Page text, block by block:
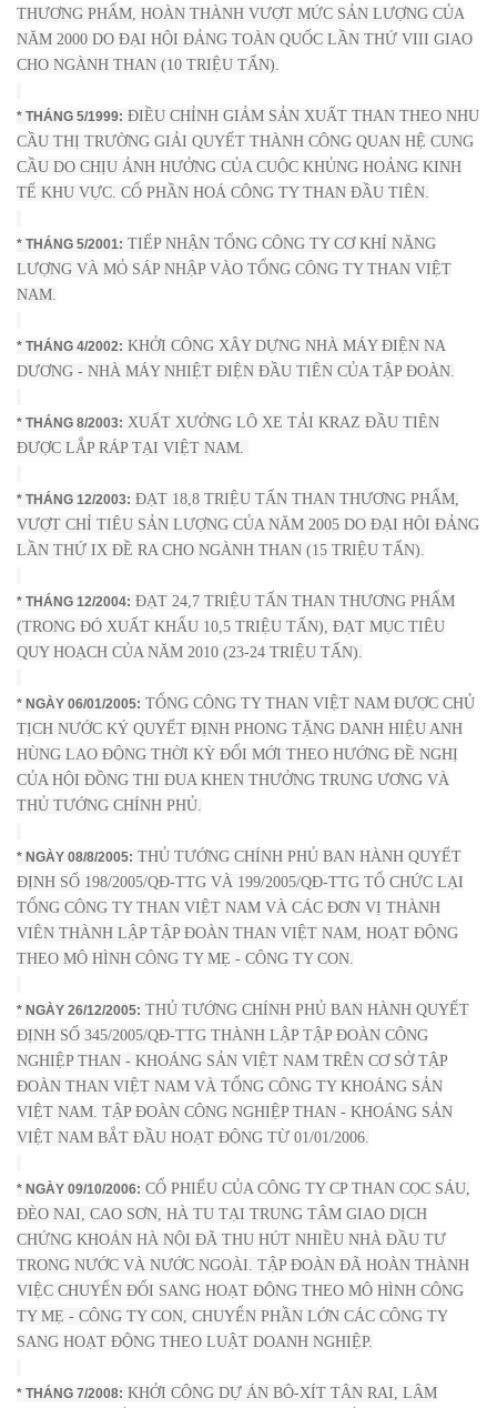
THƯƠNG PHẨM, HOÀN THÀNH VƯỢT MỨC SẢN LƯỢNG CỦA
NĂM 2000 DO ĐẠI HỘI ĐẢNG TOÀN QUỐC LẦN THỨ VIII GIAO
CHO NGÀNH THAN (10 TRIỆU TẤN).
* THÁNG 5/1999: ĐIỀU CHỈNH GIẢM SẢN XUẤT THAN THEO NHU
CẦU THỊ TRƯỜNG GIẢI QUYẾT THÀNH CÔNG QUAN HỆ CUNG
CẦU DO CHỊU ẢNH HƯỞNG CỦA CUỘC KHỦNG HOẢNG KINH
TẾ KHU VỰC. CỔ PHẦN HOÁ CÔNG TY THAN ĐẦU TIÊN.
* THÁNG 5/2001: TIẾP NHẬN TỔNG CÔNG TY CƠ KHÍ NĂNG
LƯỢNG VÀ MỎ SÁP NHẬP VÀO TỔNG CÔNG TY THAN VIỆT
NAM.
* THÁNG 4/2002: KHỞI CÔNG XÂY DỰNG NHÀ MÁY ĐIỆN NA
DƯƠNG - NHÀ MÁY NHIỆT ĐIỆN ĐẦU TIÊN CỦA TẬP ĐOÀN.
* THÁNG 8/2003: XUẤT XƯỞNG LÔ XE TẢI KRAZ ĐẦU TIÊN
ĐƯỢC LẮP RÁP TẠI VIỆT NAM.
* THÁNG 12/2003: ĐẠT 18,8 TRIỆU TẤN THAN THƯƠNG PHẨM,
VƯỢT CHỈ TIÊU SẢN LƯỢNG CỦA NĂM 2005 DO ĐẠI HỘI ĐẢNG
LẦN THỨ IX ĐỀ RA CHO NGÀNH THAN (15 TRIỆU TẤN).
* THÁNG 12/2004: ĐẠT 24,7 TRIỆU TẤN THAN THƯƠNG PHẨM
(TRONG ĐÓ XUẤT KHẨU 10,5 TRIỆU TẤN), ĐẠT MỤC TIÊU
QUY HOẠCH CỦA NĂM 2010 (23-24 TRIỆU TẤN).
* NGÀY 06/01/2005: TỔNG CÔNG TY THAN VIỆT NAM ĐƯỢC CHỦ
TỊCH NƯỚC KÝ QUYẾT ĐỊNH PHONG TẶNG DANH HIỆU ANH
HÙNG LAO ĐỘNG THỜI KỲ ĐỔI MỚI THEO HƯỚNG ĐỀ NGHỊ
CỦA HỘI ĐỒNG THI ĐUA KHEN THƯỞNG TRUNG ƯƠNG VÀ
THỦ TƯỚNG CHÍNH PHỦ.
* NGÀY 08/8/2005: THỦ TƯỚNG CHÍNH PHỦ BAN HÀNH QUYẾT
ĐỊNH SỐ 198/2005/QĐ-TTG VÀ 199/2005/QĐ-TTG TỔ CHỨC LẠI
TỔNG CÔNG TY THAN VIỆT NAM VÀ CÁC ĐƠN VỊ THÀNH
VIÊN THÀNH LẬP TẬP ĐOÀN THAN VIỆT NAM, HOẠT ĐỘNG
THEO MÔ HÌNH CÔNG TY MẸ - CÔNG TY CON.
* NGÀY 26/12/2005: THỦ TƯỚNG CHÍNH PHỦ BAN HÀNH QUYẾT
ĐỊNH SỐ 345/2005/QĐ-TTG THÀNH LẬP TẬP ĐOÀN CÔNG
NGHIỆP THAN - KHOÁNG SẢN VIỆT NAM TRÊN CƠ SỞ TẬP
ĐOÀN THAN VIỆT NAM VÀ TỔNG CÔNG TY KHOÁNG SẢN
VIỆT NAM. TẬP ĐOÀN CÔNG NGHIỆP THAN - KHOÁNG SẢN
VIỆT NAM BẮT ĐẦU HOẠT ĐỘNG TỪ 01/01/2006.
* NGÀY 09/10/2006: CỔ PHIẾU CỦA CÔNG TY CP THAN CỌC SÁU,
ĐÈO NAI, CAO SƠN, HÀ TU TẠI TRUNG TÂM GIAO DỊCH
CHỨNG KHOÁN HÀ NỘI ĐÃ THU HÚT NHIỀU NHÀ ĐẦU TƯ
TRONG NƯỚC VÀ NƯỚC NGOÀI. TẬP ĐOÀN ĐÃ HOÀN THÀNH
VIỆC CHUYỂN ĐỔI SANG HOẠT ĐỘNG THEO MÔ HÌNH CÔNG
TY MẸ - CÔNG TY CON, CHUYỂN PHẦN LỚN CÁC CÔNG TY
SANG HOẠT ĐỘNG THEO LUẬT DOANH NGHIỆP.
* THÁNG 7/2008: KHỞI CÔNG DỰ ÁN BÔ-XÍT TÂN RAI, LÂM